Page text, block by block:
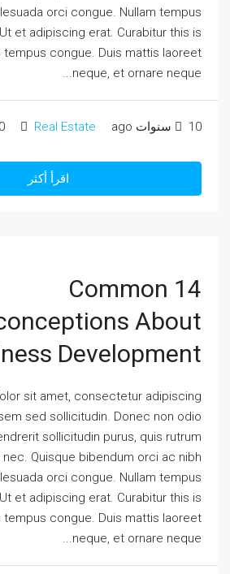
orci congue. Nullam tempus
et adipiscing erat. Curabitur this is
tempus congue. Duis mattis laoreet
neque, et ornare neque...
10 سنوات ago Real Estate
0
اقرأ أكثر
14 Common
About
Development
sit amet, consectetur adipiscing
sed sollicitudin. Donec non odio
sollicitudin purus, quis rutrum
Quisque bibendum orci ac nibh
orci congue. Nullam tempus
et adipiscing erat. Curabitur this is
tempus congue. Duis mattis laoreet
neque, et ornare neque...